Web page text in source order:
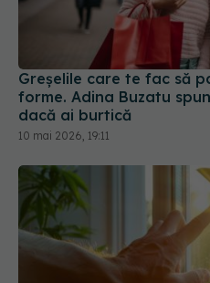
Greșelile care te fac să
forme. Adina Buzatu
dacă ai burtică
10 mai 2026, 19:11